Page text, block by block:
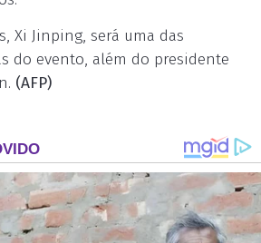
Xi Jinping, será uma das
do evento, além do presidente
(AFP)